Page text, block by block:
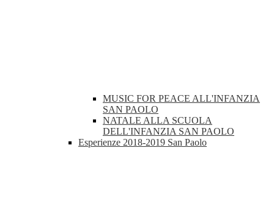
MUSIC FOR PEACE ALL'INFANZIA
SAN PAOLO
NATALE ALLA SCUOLA
DELL'INFANZIA SAN PAOLO
Esperienze 2018-2019 San Paolo